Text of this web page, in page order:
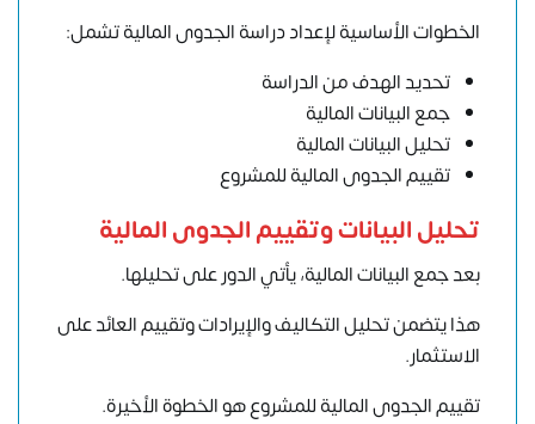
الخطوات الأساسية لإعداد دراسة الجدوى المالية تشمل:
تحديد الهدف من الدراسة
جمع البيانات المالية
تحليل البيانات المالية
تقييم الجدوى المالية للمشروع
تحليل البيانات وتقييم الجدوى المالية
بعد جمع البيانات المالية، يأتي الدور على تحليلها.
هذا يتضمن تحليل التكاليف والإيرادات وتقييم العائد على
الاستثمار.
تقييم الجدوى المالية للمشروع هو الخطوة الأخيرة.